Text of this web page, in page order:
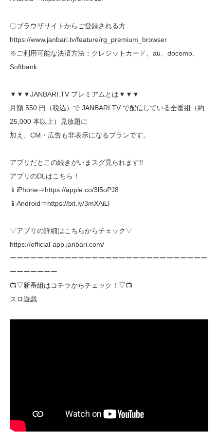
〇ブラウザサイトからご登録される方
https://www.janbari.tv/feature/rg_premium_browser
※ご利用可能な決済方法：クレジットカード、au、docomo、
Softbank
▼▼▼JANBARI.TV プレミアムとは▼▼▼
月額 550 円（税込）で JANBARI.TV で配信している全番組（約
25,000 本以上）見放題に
加え、CM・広告も非表示になるプランです。
アプリだとこの続きがいまスグ見られます!!
アプリのDLはこちら！
📱iPhone⇒https://apple.co/3l5oPJ8
📱Android⇒https://bit.ly/3mXAiLl
▽アプリの詳細はこちらからチェック▽
https://official-app.janbari.com/
ーーーーーーーーーーーーーーーーーーーーーーーーーーーーー
ーーーーーーー
📺▽新番組はコチラからチェック！▽📺
スロ遊戯